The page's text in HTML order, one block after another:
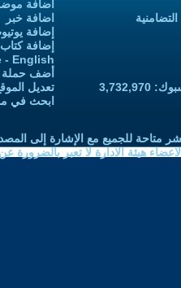
اضافة
اضافة خبر
إضافة
إضافة
- English
أضف حملة
تعديل
ابحث في
متاحة للجميع مع الإشارة إلى
هيئة الادارة لا تعبر بالضرورة